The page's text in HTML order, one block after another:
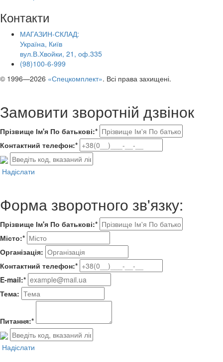
Контакти
МАГАЗИН-СКЛАД:
Україна, Київ
вул.В.Хвойки, 21, оф.335
(98)100-6-999
© 1996—2026 «Спецкомплект». Всі права захищені.
Замовити зворотній дзвінок
Прізвище Ім'я По батькові:*
Контактний телефон:*
Надіслати
Форма зворотного зв'язку:
Прізвище Ім'я По батькові:*
Місто:*
Організація:
Контактний телефон:*
E-mail:*
Тема:
Питання:*
Надіслати